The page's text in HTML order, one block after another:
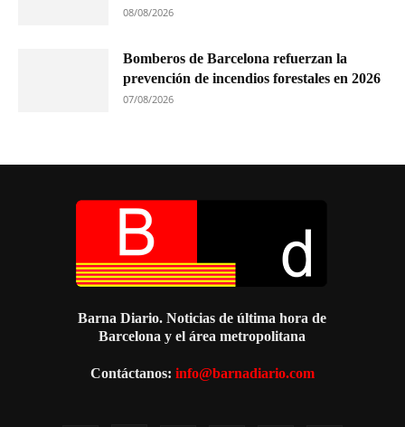
08/08/2026
Bomberos de Barcelona refuerzan la
prevención de incendios forestales en 2026
07/08/2026
Barna Diario. Noticias de última hora de
Barcelona y el área metropolitana
Contáctanos: info@barnadiario.com